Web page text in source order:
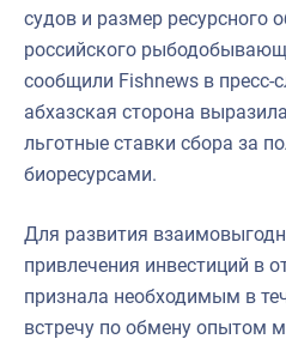
судов и размер ресурсного
российского
сообщили Fishnews в
абхазская сторона
льготные ставки сбора за
биоресурсами.
Для развития
привлечения инвестиций в
признала необходимым в
встречу по обмену опытом